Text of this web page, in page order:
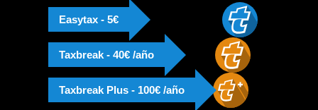
Easytax - 5€
Taxbreak - 40€ /año
Taxbreak Plus - 100€ /año